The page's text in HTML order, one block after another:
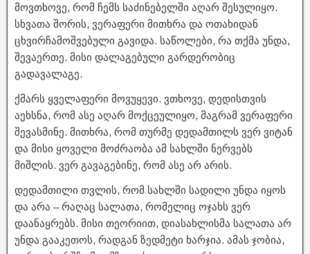
მოვთხოვე, რომ ჩემს საძინებელში აღარ შესულიყო.
სხვათა შორის, ვერაფერი მითხრა და ოთახიდან
ცხვირჩამოშვებული გავიდა. საწოლები, რა თქმა უნდა,
შევაერთე. მისი დალაგებული გარდერობიც
გადავალაგე.
ქმარს ყველაფერი მოვუყევი. ვთხოვე, დედისთვის
აეხსნა, რომ ასე აღარ მოქცეულიყო, მაგრამ ვერაფერი
შევასმინე. მითხრა, რომ თურმე დედამთილს ვერ ვიტან
და მისი ყოველი მოძრაობა ამ სახლში ნერვებს
მიშლის. ვერ გავაგებინე, რომ ასე არ არის.
დედამთილი თვლის, რომ სახლში სადილი უნდა იყოს
და არა – რაღაც სალათა, რომელიც ოჯახს ვერ
დაანაყრებს. მისი თეორიით, დიასახლისმა სალათა არ
უნდა გააკეთოს, რადგან ზედმეტი ხარჯია. ამას ჯობია,